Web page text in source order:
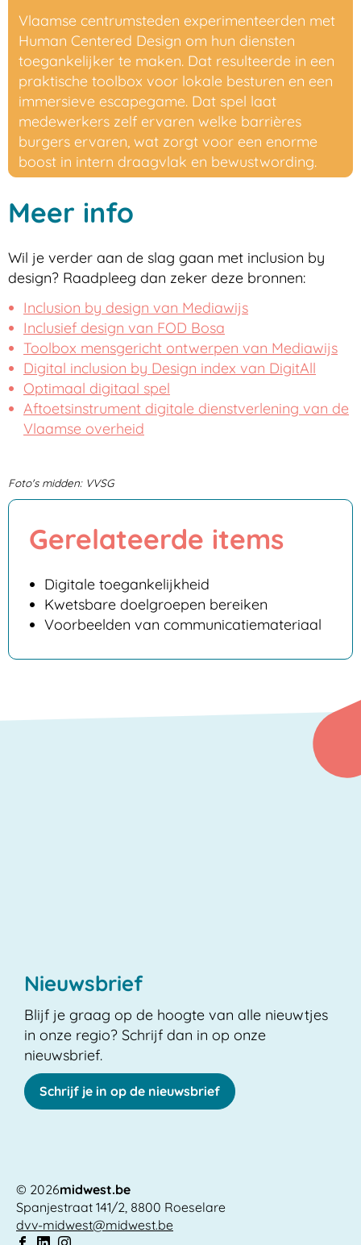
Vlaamse centrumsteden experimenteerden met
Human Centered Design om hun diensten
toegankelijker te maken. Dat resulteerde in een
praktische toolbox voor lokale besturen en een
immersieve escapegame. Dat spel laat
medewerkers zelf ervaren welke barrières
burgers ervaren, wat zorgt voor een enorme
boost in intern draagvlak en bewustwording.
Meer info
Wil je verder aan de slag gaan met inclusion by
design? Raadpleeg dan zeker deze bronnen:
Inclusion by design van Mediawijs
Inclusief design van FOD Bosa
Toolbox mensgericht ontwerpen van Mediawijs
Digital inclusion by Design index van DigitAll
Optimaal digitaal spel
Aftoetsinstrument digitale dienstverlening van de
Vlaamse overheid
Foto's midden: VVSG
Gerelateerde items
Digitale toegankelijkheid
Kwetsbare doelgroepen bereiken
Voorbeelden van communicatiemateriaal
Nieuwsbrief
Blijf je graag op de hoogte van alle nieuwtjes
in onze regio? Schrijf dan in op onze
nieuwsbrief.
Schrijf je in op de nieuwsbrief
© 2026midwest.be
Adres
Spanjestraat 141/2 8800 Roeselare
E-
mail
dvv-midwest@midwest.be